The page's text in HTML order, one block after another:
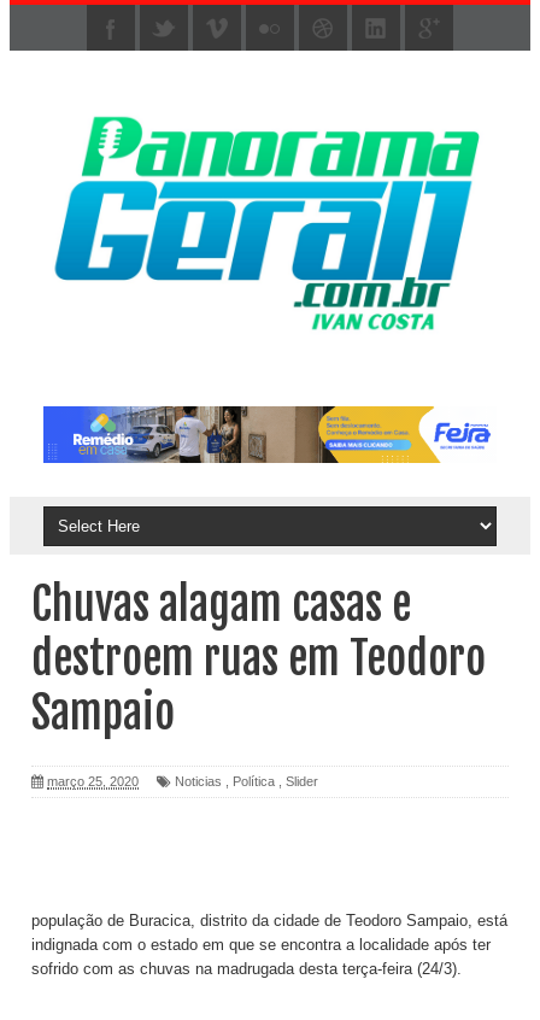
Chuvas alagam casas e
destroem ruas em Teodoro
Sampaio
março 25, 2020 Noticias Política Slider
população de Buracica, distrito da cidade de Teodoro Sampaio, está
indignada com o estado em que se encontra a localidade após ter
sofrido com as chuvas na madrugada desta terça-feira (24/3).